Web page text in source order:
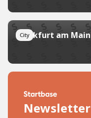
City
Frankfurt am Main
Newsletter